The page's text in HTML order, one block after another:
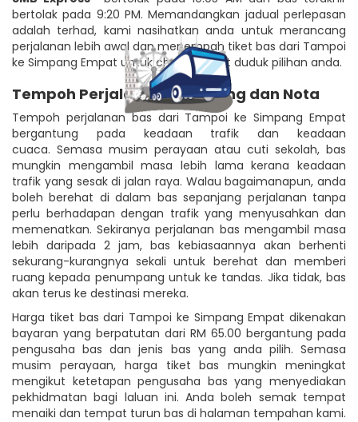
bertolak pada 9:20 PM. Memandangkan jadual perlepasan
adalah terhad, kami nasihatkan anda untuk merancang
perjalanan lebih awal dan menempah tiket bas dari Tampoi
ke Simpang Empat untuk chup tempat duduk pilihan anda.
Tempoh Perjalanan, Tambang dan Nota
Tempoh perjalanan bas dari Tampoi ke Simpang Empat
bergantung pada keadaan trafik dan keadaan
cuaca. Semasa musim perayaan atau cuti sekolah, bas
mungkin mengambil masa lebih lama kerana keadaan
trafik yang sesak di jalan raya. Walau bagaimanapun, anda
boleh berehat di dalam bas sepanjang perjalanan tanpa
perlu berhadapan dengan trafik yang menyusahkan dan
memenatkan. Sekiranya perjalanan bas mengambil masa
lebih daripada 2 jam, bas kebiasaannya akan berhenti
sekurang-kurangnya sekali untuk berehat dan memberi
ruang kepada penumpang untuk ke tandas. Jika tidak, bas
akan terus ke destinasi mereka.
Harga tiket bas dari Tampoi ke Simpang Empat dikenakan
bayaran yang berpatutan dari RM 65.00 bergantung pada
pengusaha bas dan jenis bas yang anda pilih. Semasa
musim perayaan, harga tiket bas mungkin meningkat
mengikut ketetapan pengusaha bas yang menyediakan
pekhidmatan bagi laluan ini. Anda boleh semak tempat
menaiki dan tempat turun bas di halaman tempahan kami.